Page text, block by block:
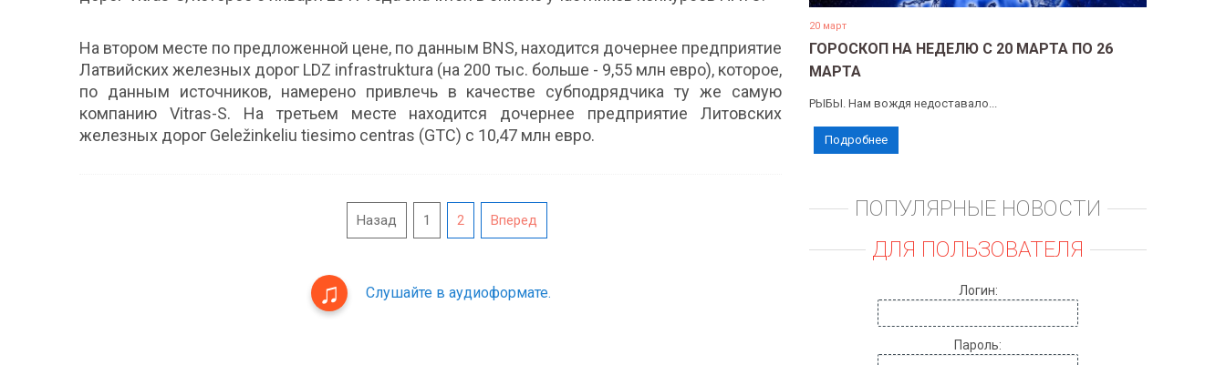
На втором месте по предложенной цене, по данным BNS, находится дочернее предприятие
Латвийских железных дорог LDZ infrastruktura (на 200 тыс. больше - 9,55 млн евро), которое,
по данным источников, намерено привлечь в качестве субподрядчика ту же самую
компанию Vitras-S. На третьем месте находится дочернее предприятие Литовских
железных дорог Geležinkeliu tiesimo centras (GTC) с 10,47 млн евро.
Назад 1 2 Вперед
Слушайте в аудиоформате.
20 март
ГОРОСКОП НА НЕДЕЛЮ С 20 МАРТА ПО 26
МАРТА
РЫБЫ. Нам вождя недоставало...
Подробнее
ПОПУЛЯРНЫЕ НОВОСТИ
ДЛЯ ПОЛЬЗОВАТЕЛЯ
Логин:
Пароль: